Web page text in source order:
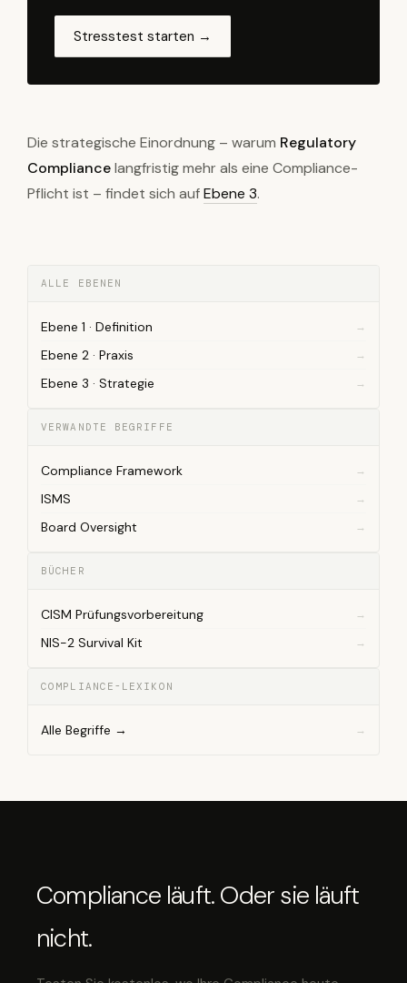
Stresstest starten →
Die strategische Einordnung – warum Regulatory
Compliancelangfristig mehr als eine Compliance-
Pflicht ist – findet sich aufEbene 3.
ALLE EBENEN
Ebene 1 · Definition
Ebene 2 · Praxis
Ebene 3 · Strategie
VERWANDTE BEGRIFFE
Compliance Framework
ISMS
Board Oversight
BÜCHER
CISM Prüfungsvorbereitung
NIS-2 Survival Kit
COMPLIANCE-LEXIKON
Alle Begriffe →
Compliance läuft. Oder sie läuft
nicht.